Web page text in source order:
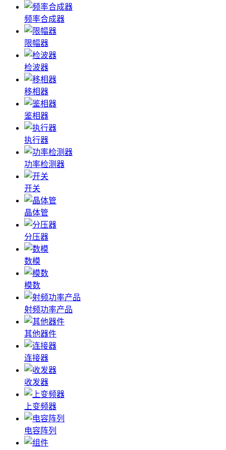
频率合成器
限幅器
检波器
移相器
鉴相器
执行器
功率检测器
开关
晶体管
分压器
数模
模数
射频功率产品
其他器件
连接器
收发器
上变频器
电容阵列